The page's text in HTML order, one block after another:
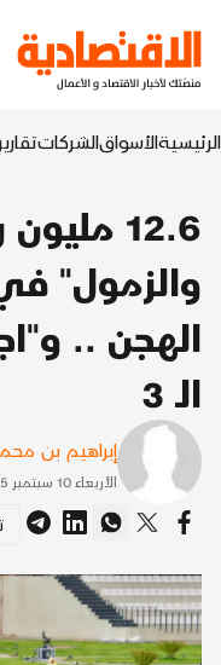
الرئيسيةالأسواقالشركات
12.6
والزمول"
الهجن ..
الـ 3
إبراهيم بن
الأربعاء 10 سبتمبر 2025 19:36